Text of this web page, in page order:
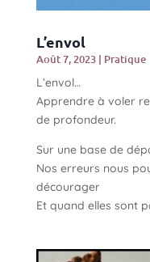
L’envol
Août 7, 2023| Pratique
L’envol…
Apprendre à voler
de profondeur.
Sur une base de
Nos erreurs nous
décourager
Et quand elles sont